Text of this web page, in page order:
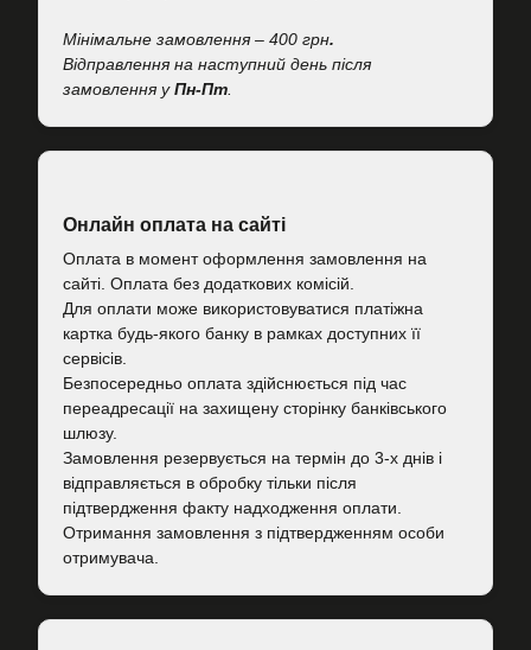
Мінімальне замовлення – 400 грн.
Відправлення на наступний день після
замовлення уПн-Пт
Онлайн оплата на сайті
Оплата в момент оформлення замовлення на
сайті. Оплата без додаткових комісій.
Для оплати може використовуватися платіжна
картка будь-якого банку в рамках доступних її
сервісів.
Безпосередньо оплата здійснюється під час
переадресації на захищену сторінку банківського
шлюзу.
Замовлення резервується на термін до 3-х днів і
відправляється в обробку тільки після
підтвердження факту надходження оплати.
Отримання замовлення з підтвердженням особи
отримувача.